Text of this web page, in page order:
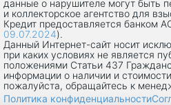
данные о нарушителе могут быть
и коллекторское агентство для
Кредит предоставляется банком
09.07.2024).
Данный Интернет-сaйт носит
при каких условиях не является
положениями Статьи 437
информации о наличии и
пожалуйста, обращайтесь к
Политика конфиденциальности